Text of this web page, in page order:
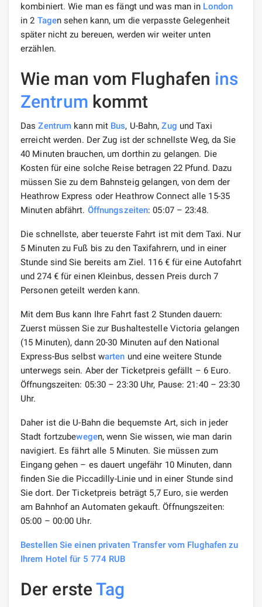
kombiniert. Wie man es fängt und was man in London
in 2 Tagen sehen kann, um die verpasste Gelegenheit
später nicht zu bereuen, werden wir weiter unten
erzählen.
Wie man vom Flughafen ins
Zentrum kommt
DasZentrum kann mit Bus, U-Bahn,Zug und Taxi
erreicht werden. Der Zug ist der schnellste Weg, da Sie
40 Minuten brauchen, um dorthin zu gelangen. Die
Kosten für eine solche Reise betragen 22 Pfund. Dazu
müssen Sie zu dem Bahnsteig gelangen, von dem der
Heathrow Express oder Heathrow Connect alle 15-35
Minuten abfährt. Öffnungszeiten: 05:07 – 23:48.
Die schnellste, aber teuerste Fahrt ist mit dem Taxi. Nur
5 Minuten zu Fuß bis zu den Taxifahrern, und in einer
Stunde sind Sie bereits am Ziel. 116 € für eine Autofahrt
und 274 € für einen Kleinbus, dessen Preis durch 7
Personen geteilt werden kann.
Mit dem Bus kann Ihre Fahrt fast 2 Stunden dauern:
Zuerst müssen Sie zur Bushaltestelle Victoria gelangen
(15 Minuten), dann 20-30 Minuten auf den National
Express-Bus selbst warten und eine weitere Stunde
unterwegs sein. Aber der Ticketpreis gefällt – 6 Euro.
Öffnungszeiten: 05:30 – 23:30 Uhr, Pause: 21:40 – 23:30
Uhr.
Daher ist die U-Bahn die bequemste Art, sich in jeder
Stadt fortzubewegen, wenn Sie wissen, wie man darin
navigiert. Es fährt alle 5 Minuten. Sie müssen zum
Eingang gehen – es dauert ungefähr 10 Minuten, dann
finden Sie die Piccadilly-Linie und in einer Stunde sind
Sie dort. Der Ticketpreis beträgt 5,7 Euro, sie werden
am Bahnhof an Automaten gekauft. Öffnungszeiten:
05:00 – 00:00 Uhr.
Bestellen Sie einen privaten Transfer vom Flughafen zu
Ihrem Hotel für 5 774 RUB
Der ersteTag